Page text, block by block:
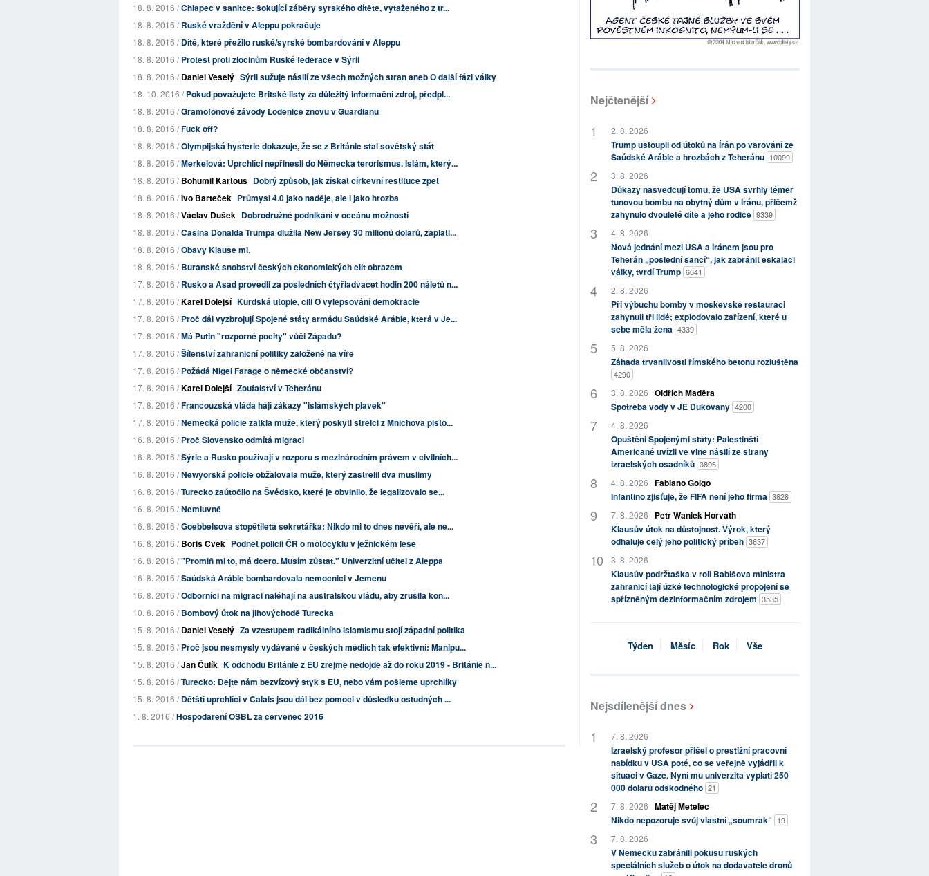
18. 8. 2016 /Chlapec v sanitce: šokující záběry syrského dítěte, vytaženého z tr...
18. 8. 2016 /Ruské vraždění v Aleppu pokračuje
18. 8. 2016 /Dítě, které přežilo ruské/syrské bombardování v Aleppu
18. 8. 2016 /Protest proti zločinům Ruské federace v Sýrii
18. 8. 2016 /Daniel Veselý Sýrii sužuje násilí ze všech možných stran aneb O další fázi války
18. 10. 2016 /Pokud považujete Britské listy za důležitý informační zdroj, předpl...
18. 8. 2016 /Gramofonové závody Loděnice znovu v Guardianu
18. 8. 2016 /Fuck off?
18. 8. 2016 /Olympijská hysterie dokazuje, že se z Británie stal sovětský stát
18. 8. 2016 /Merkelová: Uprchlíci nepřinesli do Německa terorismus. Islám, který...
18. 8. 2016 /Bohumil Kartous Dobrý způsob, jak získat církevní restituce zpět
18. 8. 2016 /Ivo Barteček Průmysl 4.0 jako naděje, ale i jako hrozba
18. 8. 2016 /Václav Dušek Dobrodružné podnikání v oceánu možností
18. 8. 2016 /Casina Donalda Trumpa dlužila New Jersey 30 milionů dolarů, zaplati...
18. 8. 2016 /Obavy Klause ml.
18. 8. 2016 /Buranské snobství českých ekonomických elit obrazem
17. 8. 2016 /Rusko a Asad provedli za posledních čtyřiadvacet hodin 200 náletů n...
17. 8. 2016 /Karel Dolejší Kurdská utopie, čili O vylepšování demokracie
17. 8. 2016 /Proč dál vyzbrojují Spojené státy armádu Saúdské Arábie, která v Je...
17. 8. 2016 /Má Putin "rozporné pocity" vůči Západu?
17. 8. 2016 /Šílenství zahraniční politiky založené na víře
17. 8. 2016 /Požádá Nigel Farage o německé občanství?
17. 8. 2016 /Karel Dolejší Zoufalství v Teheránu
17. 8. 2016 /Francouzská vláda hájí zákazy "islámských plavek"
17. 8. 2016 /Německá policie zatkla muže, který poskytl střelci z Mnichova pisto...
16. 8. 2016 /Proč Slovensko odmítá migraci
16. 8. 2016 /Sýrie a Rusko používají v rozporu s mezinárodním právem v civilních...
16. 8. 2016 /Newyorská policie obžalovala muže, který zastřelil dva muslimy
16. 8. 2016 /Turecko zaútočilo na Švédsko, které je obvinilo, že legalizovalo se...
16. 8. 2016 /Nemluvně
16. 8. 2016 /Goebbelsova stopětiletá sekretářka: Nikdo mi to dnes nevěří, ale ne...
16. 8. 2016 /Boris Cvek Podnět policii ČR o motocyklu v ježnickém lese
16. 8. 2016 /"Promiň mi to, má dcero. Musím zůstat." Univerzitní učitel z Aleppa
16. 8. 2016 /Saúdská Arábie bombardovala nemocnici v Jemenu
16. 8. 2016 /Odborníci na migraci naléhají na australskou vládu, aby zrušila kon...
10. 8. 2016 /Bombový útok na jihovýchodě Turecka
15. 8. 2016 /Daniel Veselý Za vzestupem radikálního islamismu stojí západní politika
15. 8. 2016 /Proč jsou nesmysly vydávané v českých médiích tak efektivní: Manipu...
15. 8. 2016 /Jan Čulík K odchodu Británie z EU zřejmě nedojde až do roku 2019 - Británie n...
15. 8. 2016 /Turecko: Dejte nám bezvízový styk s EU, nebo vám pošleme uprchlíky
15. 8. 2016 /Dětští uprchlíci v Calais jsou dál bez pomoci v důsledku ostudných ...
1. 8. 2016 /Hospodaření OSBL za červenec 2016
Nejčtenější
2. 8. 2026
Trump ustoupil od útoků na Írán po varování ze
Saúdské Arábie a hrozbách z Teheránu 10099
3. 8. 2026
Důkazy nasvědčují tomu, že USA svrhly téměř
tunovou bombu na obytný dům v Íránu, přičemž
zahynulo dvouleté dítě a jeho rodiče 9339
4. 8. 2026
Nová jednání mezi USA a Íránem jsou pro
Teherán „poslední šancí“, jak zabránit eskalaci
války, tvrdí Trump 6641
2. 8. 2026
Při výbuchu bomby v moskevské restauraci
zahynuli tři lidé; explodovalo zařízení, které u
sebe měla žena 4339
5. 8. 2026
Záhada trvanlivosti římského betonu rozluštěna
4290
3. 8. 2026 Oldřich Maděra
Spotřeba vody v JE Dukovany 4200
4. 8. 2026
Opuštěni Spojenými státy: Palestinští
Američané uvízli ve vlně násilí ze strany
izraelských osadníků 3896
4. 8. 2026 Fabiano Golgo
Infantino zjišťuje, že FIFA není jeho firma 3828
7. 8. 2026
Petr Waniek Horváth
Klausův útok na důstojnost. Výrok, který
odhaluje celý jeho politický příběh 3637
3. 8. 2026
Klausův podržtaška v roli Babišova ministra
zahraničí tají úzké technologické propojení se
spřízněným dezinformačním zdrojem 3535
Týden Měsíc Rok Vše
Nejsdílenější dnes
7. 8. 2026
Izraelský profesor přišel o prestižní pracovní
nabídku v USA poté, co se veřejně vyjádřil k
situaci v Gaze. Nyní mu univerzita vyplatí 250
000 dolarů odškodného 21
7. 8. 2026 Matěj Metelec
Nikdo nepozoruje svůj vlastní „soumrak“ 19
7. 8. 2026
V Německu zabránili pokusu ruských
speciálních služeb o útok na dodavatele dronů